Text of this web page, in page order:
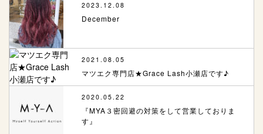
2023.12.08
December
2021.08.05
マツエク専門店★Grace Lash小瀬店です♪
2020.05.22
『MYA３密回避の対策をして営業しておりま
す』